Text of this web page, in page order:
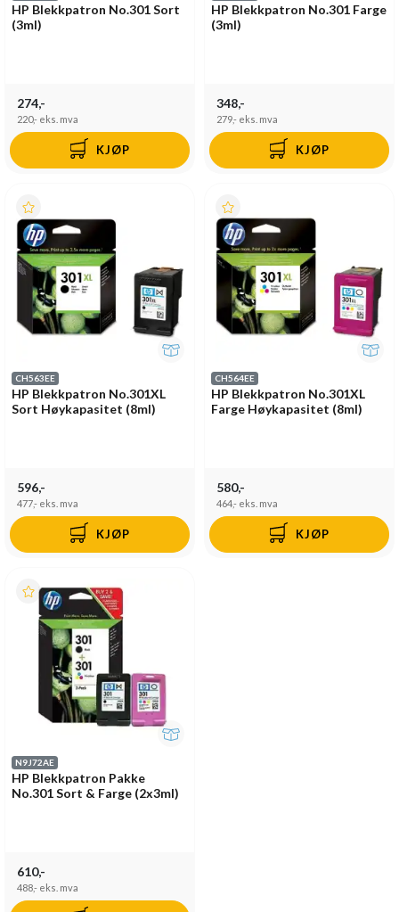
HP Blekkpatron No.301 Sort
(3ml)
274,-
220,- eks. mva
KJØP
HP Blekkpatron No.301 Farge
(3ml)
348,-
279,- eks. mva
KJØP
CH563EE
HP Blekkpatron No.301XL
Sort Høykapasitet (8ml)
596,-
477,- eks. mva
KJØP
CH564EE
HP Blekkpatron No.301XL
Farge Høykapasitet (8ml)
580,-
464,- eks. mva
KJØP
N9J72AE
HP Blekkpatron Pakke
No.301 Sort & Farge (2x3ml)
610,-
488,- eks. mva